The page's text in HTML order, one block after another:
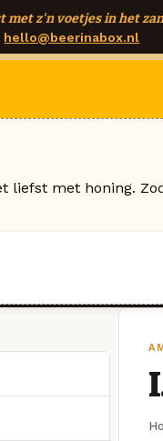
met z'n voetjes in het
hello@beerinabox.nl
liefst met honing.